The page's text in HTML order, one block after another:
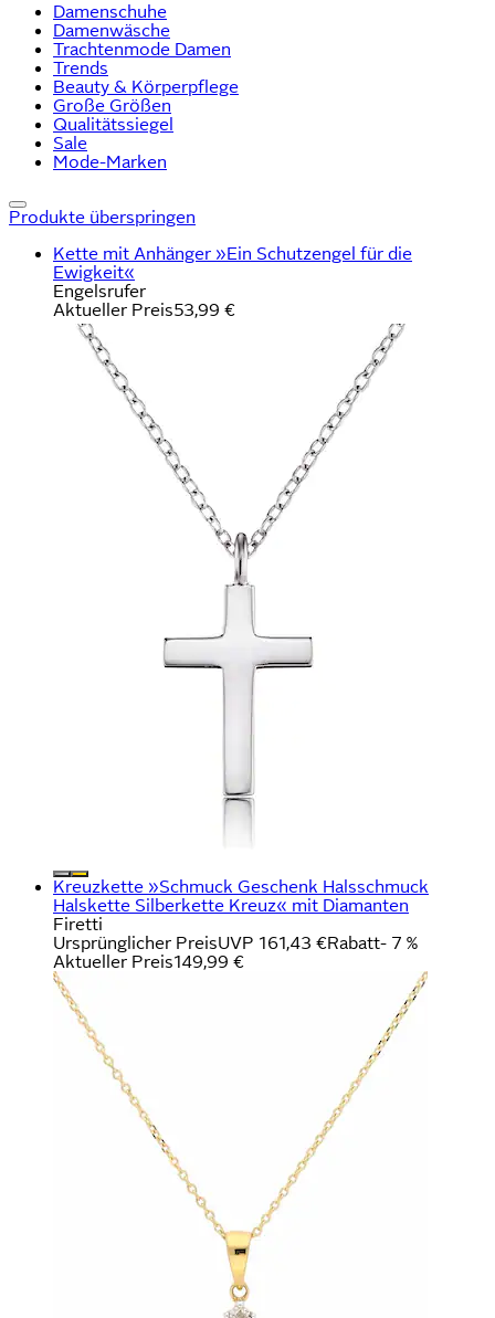
Damenschuhe
Damenwäsche
Trachtenmode Damen
Trends
Beauty & Körperpflege
Große Größen
Qualitätssiegel
Sale
Mode-Marken
Produkte überspringen
Kette mit Anhänger »Ein Schutzengel für die
Ewigkeit«
Engelsrufer
Aktueller Preis53,99 €
Kreuzkette »Schmuck Geschenk Halsschmuck
Halskette Silberkette Kreuz« mit Diamanten
Firetti
Ursprünglicher PreisUVP 161,43 €Rabatt- 7 %
Aktueller Preis149,99 €